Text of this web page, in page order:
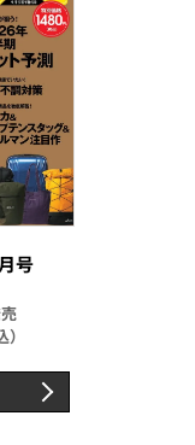
号